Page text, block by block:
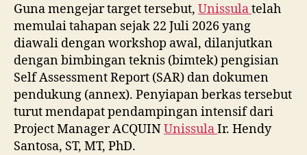
Guna mengejar target tersebut, Unissulatelah
memulai tahapan sejak 22 Juli 2026 yang
diawali dengan workshop awal, dilanjutkan
dengan bimbingan teknis (bimtek) pengisian
Self Assessment Report (SAR) dan dokumen
pendukung (annex). Penyiapan berkas tersebut
turut mendapat pendampingan intensif dari
Project Manager ACQUINUnissulaIr. Hendy
Santosa, ST, MT, PhD.